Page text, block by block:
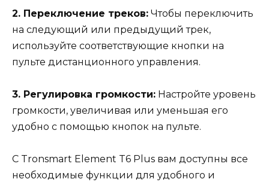
2. Переключение треков: Чтобы переключить
на следующий или предыдущий трек,
используйте соответствующие кнопки на
пульте дистанционного управления.
3. Регулировка громкости: Настройте уровень
громкости, увеличивая или уменьшая его
удобно с помощью кнопок на пульте.
С Tronsmart Element T6 Plus вам доступны все
необходимые функции для удобного и